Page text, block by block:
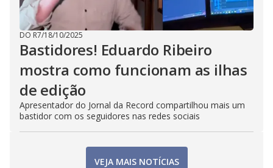
DO R7/18/10/2025
Bastidores! Eduardo Ribeiro
mostra como funcionam as ilhas
de edição
Apresentador do Jornal da Record compartilhou mais um
bastidor com os seguidores nas redes sociais
VEJA MAIS NOTÍCIAS